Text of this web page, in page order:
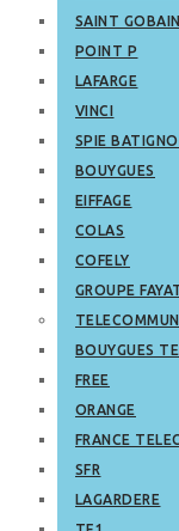
SAINT GOBAIN
POINT P
LAFARGE
VINCI
SPIE
BOUYGUES
EIFFAGE
COLAS
COFELY
GROUPE
BOUYGUES
FREE
ORANGE
FRANCE
SFR
LAGARDERE